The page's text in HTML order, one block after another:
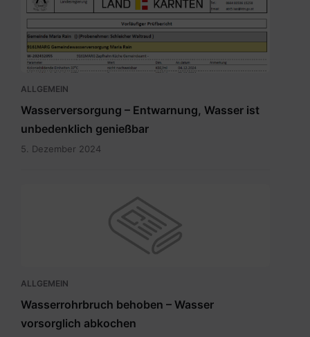
ALLGEMEIN
Wasserversorgung – Entwarnung, Wasser ist
unbedenklich genießbar
5. Dezember 2024
ALLGEMEIN
Wasserrohrbruch behoben – Wasser
vorsorglich abkochen